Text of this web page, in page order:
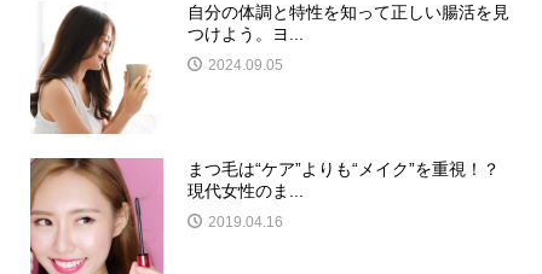
自分の体調と特性を知って正しい腸活を見
つけよう。ヨ...
2024.09.05
まつ毛は“ケア”よりも“メイク”を重視！？
現代女性のま...
2019.04.16